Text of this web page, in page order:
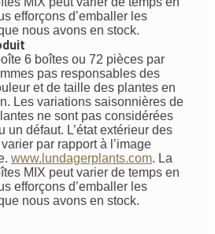
efforçons d’emballer les
nous avons en stock.
6 boîtes ou 72 pièces par
pas responsables des
et de taille des plantes en
Les variations saisonnières de
ne sont pas considérées
un défaut. L’état extérieur des
par rapport à l’image
www.lundagerplants.com. La
MIX peut varier de temps en
efforçons d’emballer les
nous avons en stock.